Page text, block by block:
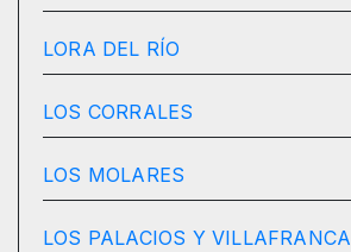
LORA DEL RÍO
LOS CORRALES
LOS MOLARES
LOS PALACIOS Y VILLAFRANCA